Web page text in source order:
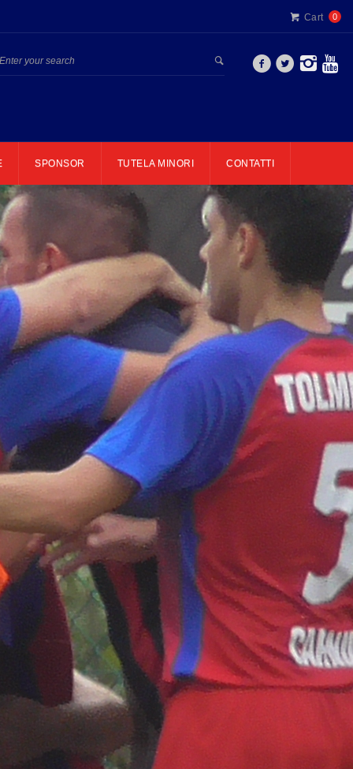
Cart 0
SPONSOR TUTELA MINORI CONTATTI